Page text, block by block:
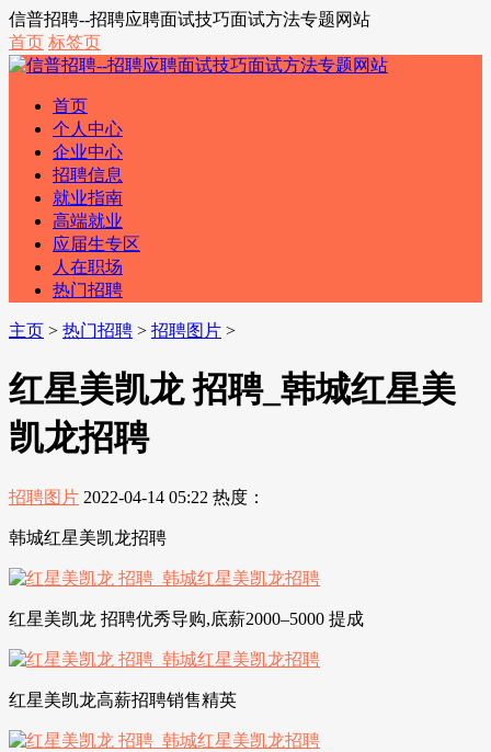
信普招聘--招聘应聘面试技巧面试方法专题网站
首页 标签页
首页
个人中心
企业中心
招聘信息
就业指南
高端就业
应届生专区
人在职场
热门招聘
主页 > 热门招聘 > 招聘图片 >
红星美凯龙 招聘_韩城红星美
凯龙招聘
招聘图片 2022-04-14 05:22 热度：
韩城红星美凯龙招聘
红星美凯龙 招聘优秀导购,底薪2000–5000 提成
红星美凯龙高薪招聘销售精英